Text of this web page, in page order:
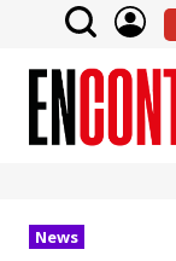
News